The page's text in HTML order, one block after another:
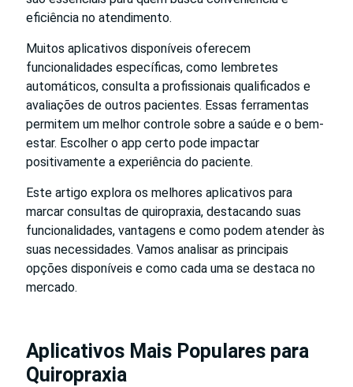
eficiência no atendimento.
Muitos aplicativos disponíveis oferecem
funcionalidades específicas, como lembretes
automáticos, consulta a profissionais qualificados e
avaliações de outros pacientes. Essas ferramentas
permitem um melhor controle sobre a saúde e o bem-
estar. Escolher o app certo pode impactar
positivamente a experiência do paciente.
Este artigo explora os melhores aplicativos para
marcar consultas de quiropraxia, destacando suas
funcionalidades, vantagens e como podem atender às
suas necessidades. Vamos analisar as principais
opções disponíveis e como cada uma se destaca no
mercado.
Aplicativos Mais Populares para
Quiropraxia